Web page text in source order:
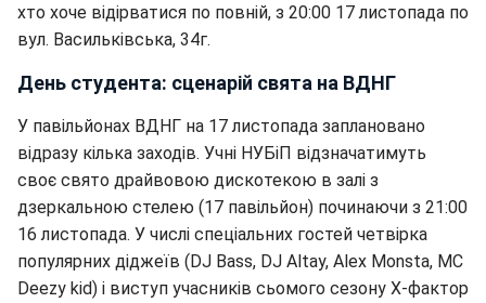
хто хоче відірватися по повній, з 20:00 17 листопада по
вул. Васильківська, 34г.
День студента: сценарій свята на ВДНГ
У павільйонах ВДНГ на 17 листопада заплановано
відразу кілька заходів. Учні НУБіП відзначатимуть
своє свято драйвовою дискотекою в залі з
дзеркальною стелею (17 павільйон) починаючи з 21:00
16 листопада. У числі спеціальних гостей четвірка
популярних діджеїв (DJ Bass, DJ Altay, Alex Monsta, MC
Deezy kid) і виступ учасників сьомого сезону Х-фактор